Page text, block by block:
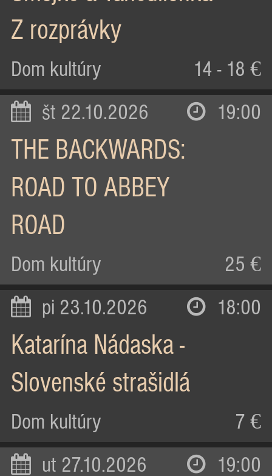
Z rozprávky
Dom kultúry 14 - 18 €
št 22.10.2026 19:00
THE BACKWARDS:
ROAD TO ABBEY
ROAD
Dom kultúry 25 €
pi 23.10.2026 18:00
Katarína Nádaska -
Slovenské strašidlá
Dom kultúry 7 €
ut 27.10.2026 19:00